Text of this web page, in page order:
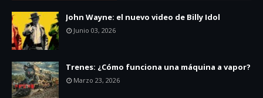
John Wayne: el nuevo video de Billy Idol
Junio 03, 2026
Trenes: ¿Cómo funciona una máquina a vapor?
Marzo 23, 2026